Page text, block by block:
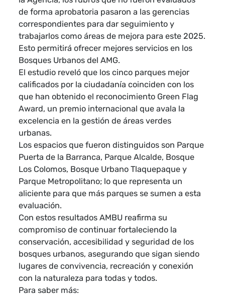
de forma aprobatoria pasaron a las gerencias
correspondientes para dar seguimiento y
trabajarlos como áreas de mejora para este 2025.
Esto permitirá ofrecer mejores servicios en los
Bosques Urbanos del AMG.
El estudio reveló que los cinco parques mejor
calificados por la ciudadanía coinciden con los
que han obtenido el reconocimiento Green Flag
Award, un premio internacional que avala la
excelencia en la gestión de áreas verdes
urbanas.
Los espacios que fueron distinguidos son Parque
Puerta de la Barranca, Parque Alcalde, Bosque
Los Colomos, Bosque Urbano Tlaquepaque y
Parque Metropolitano; lo que representa un
aliciente para que más parques se sumen a esta
evaluación.
Con estos resultados AMBU reafirma su
compromiso de continuar fortaleciendo la
conservación, accesibilidad y seguridad de los
bosques urbanos, asegurando que sigan siendo
lugares de convivencia, recreación y conexión
con la naturaleza para todas y todos.
Para saber más: